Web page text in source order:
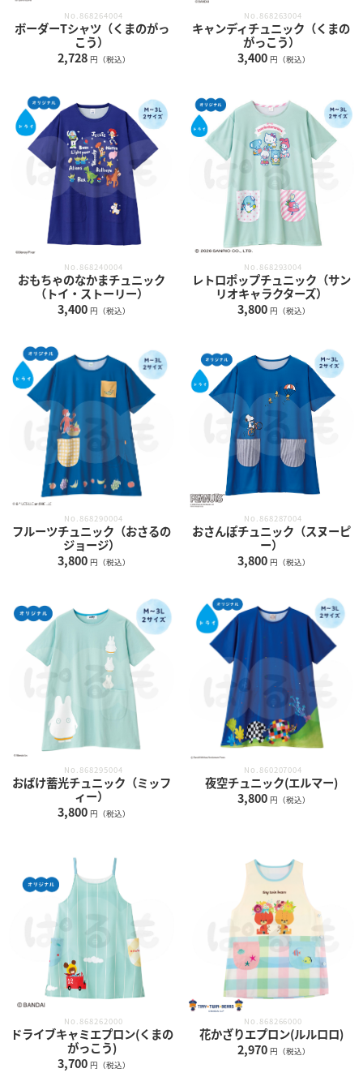
No.868264004
ボーダーTシャツ（くまのがっ
こう）
2,728 円（税込）
No.868263004
キャンディチュニック（くまの
がっこう）
3,400 円（税込）
No.868240004
おもちゃのなかまチュニック
（トイ・ストーリー）
3,400 円（税込）
No.868293004
レトロポップチュニック（サン
リオキャラクターズ）
3,800 円（税込）
No.868290004
フルーツチュニック（おさるの
ジョージ）
3,800 円（税込）
No.868287004
おさんぽチュニック（スヌーピ
ー）
3,800 円（税込）
No.868295004
おばけ蓄光チュニック（ミッフ
ィー）
3,800 円（税込）
No.860207004
夜空チュニック(エルマー)
3,800 円（税込）
No.868262000
ドライブキャミエプロン(くまの
がっこう)
3,700 円（税込）
No.868266000
花かざりエプロン(ルルロロ)
2,970 円（税込）